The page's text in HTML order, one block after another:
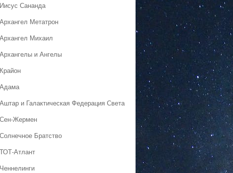
Сананда
Метатрон
Михаил
и Ангелы
и Галактическая Федерация Света
Жермен
Братство
Атлант